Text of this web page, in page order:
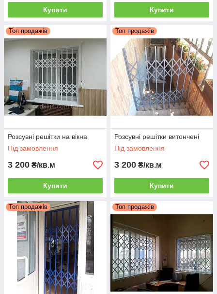
Купити Купити
Топ продажів
Розсувні решітки на вікна
Під замовлення
3 200 ₴/кв.м
Купити
Топ продажів
Розсувні решітки витончені
Під замовлення
3 200 ₴/кв.м
Купити
Топ продажів Топ продажів